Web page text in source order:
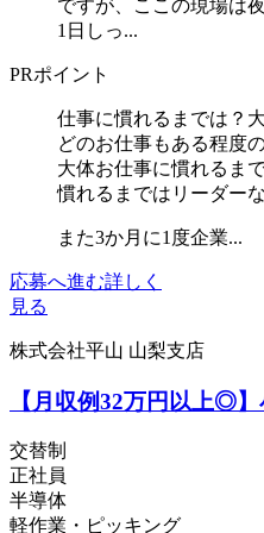
ですが、ここの現場は
1日しっ...
PRポイント
仕事に慣れるまでは？
どのお仕事もある程度
大体お仕事に慣れるま
慣れるまではリーダー
また3か月に1度企業...
応募へ進む詳しく
見る
株式会社平山 山梨支店
【月収例32万円以上◎
交替制
正社員
半導体
軽作業・ピッキング